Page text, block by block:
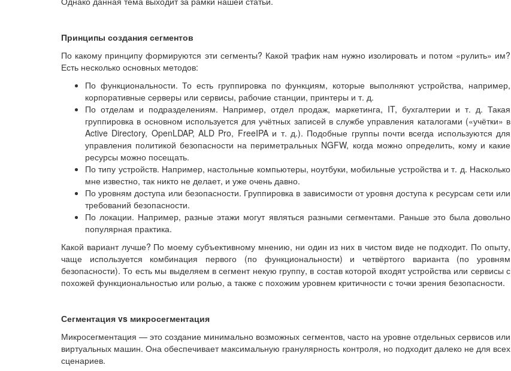
Принципы создания сегментов
По какому принципу формируются эти сегменты? Какой трафик нам нужно изолировать и потом «рулить» им?
Есть несколько основных методов:
По функциональности. То есть группировка по функциям, которые выполняют устройства, например,
корпоративные серверы или сервисы, рабочие станции, принтеры и т. д.
По отделам и подразделениям. Например, отдел продаж, маркетинга, IT, бухгалтерии и т. д. Такая
группировка в основном используется для учётных записей в службе управления каталогами («учётки» в
Active Directory, OpenLDAP, ALD Pro, FreeIPA и т. д.). Подобные группы почти всегда используются для
управления политикой безопасности на периметральных NGFW, когда можно определить, кому и какие
ресурсы можно посещать.
По типу устройств. Например, настольные компьютеры, ноутбуки, мобильные устройства и т. д. Насколько
мне известно, так никто не делает, и уже очень давно.
По уровням доступа или безопасности. Группировка в зависимости от уровня доступа к ресурсам сети или
требований безопасности.
По локации. Например, разные этажи могут являться разными сегментами. Раньше это была довольно
популярная практика.
Какой вариант лучше? По моему субъективному мнению, ни один из них в чистом виде не подходит. По опыту,
чаще используется комбинация первого (по функциональности) и четвёртого варианта (по уровням
безопасности). То есть мы выделяем в сегмент некую группу, в состав которой входят устройства или сервисы с
похожей функциональностью или ролью, а также с похожим уровнем критичности с точки зрения безопасности.
Сегментация vs микросегментация
Микросегментация — это создание минимально возможных сегментов, часто на уровне отдельных сервисов или
виртуальных машин. Она обеспечивает максимальную гранулярность контроля, но подходит далеко не для всех
сценариев.